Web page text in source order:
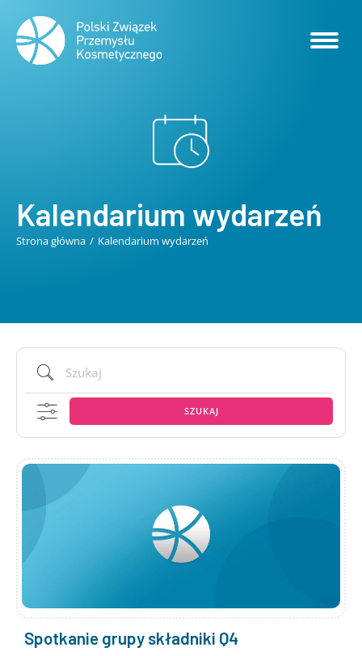
Kalendarium wydarzeń
Jesteś tutaj:
Strona główna Kalendarium wydarzeń
SZUKAJ
Spotkanie grupy składniki Q4